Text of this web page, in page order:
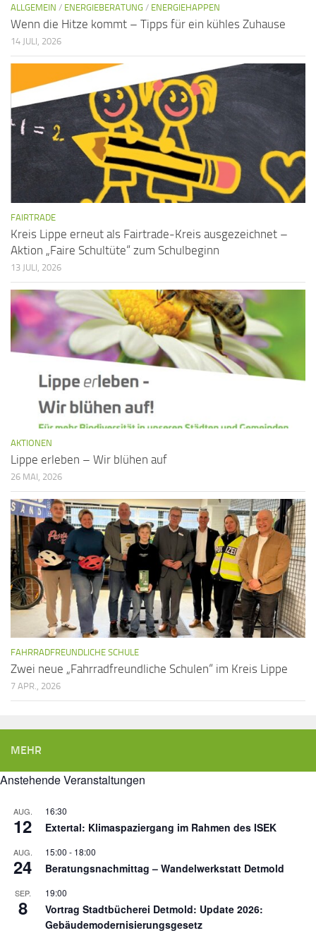
ALLGEMEIN / ENERGIEBERATUNG / ENERGIEHAPPEN
Wenn die Hitze kommt – Tipps für ein kühles Zuhause
14 JULI, 2026
FAIRTRADE
Kreis Lippe erneut als Fairtrade-Kreis ausgezeichnet –
Aktion „Faire Schultüte“ zum Schulbeginn
13 JULI, 2026
AKTIONEN
Lippe erleben – Wir blühen auf
26 MAI, 2026
FAHRRADFREUNDLICHE SCHULE
Zwei neue „Fahrradfreundliche Schulen“ im Kreis Lippe
7 APR., 2026
MEHR
Anstehende Veranstaltungen
AUG.
12
16:30
Extertal: Klimaspaziergang im Rahmen des ISEK
AUG.
24
15:00 - 18:00
Beratungsnachmittag – Wandelwerkstatt Detmold
SEP.
8
19:00
Vortrag Stadtbücherei Detmold: Update 2026:
Gebäudemodernisierungsgesetz